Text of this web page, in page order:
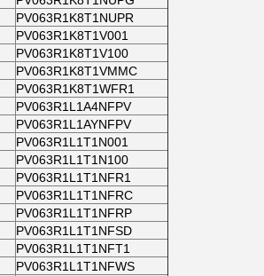
PV063R1K8T1NUPR
PV063R1K8T1V001
PV063R1K8T1V100
PV063R1K8T1VMMC
PV063R1K8T1WFR1
PV063R1L1A4NFPV
PV063R1L1AYNFPV
PV063R1L1T1N001
PV063R1L1T1N100
PV063R1L1T1NFR1
PV063R1L1T1NFRC
PV063R1L1T1NFRP
PV063R1L1T1NFSD
PV063R1L1T1NFT1
PV063R1L1T1NFWS